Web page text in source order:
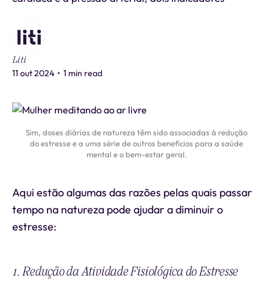
Liti
11 out 2024 • 1 min read
Sim, doses diárias de natureza têm sido associadas à redução
do estresse e a uma série de outros benefícios para a saúde
mental e o bem-estar geral.
Aqui estão algumas das razões pelas quais passar
tempo na natureza pode ajudar a diminuir o
estresse:
1. Redução da Atividade Fisiológica do Estresse